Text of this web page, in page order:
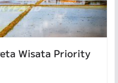
Wisata Priority